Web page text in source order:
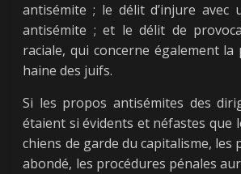
antisémite ; le délit d’injure avec
antisémite ; et le délit de
raciale, qui concerne également
haine des juifs.
Si les propos antisémites des
étaient si évidents et néfastes que
chiens de garde du capitalisme, les
abondé, les procédures pénales